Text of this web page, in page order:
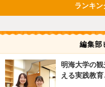
ランキン
編集部
明海大学の
える実践教